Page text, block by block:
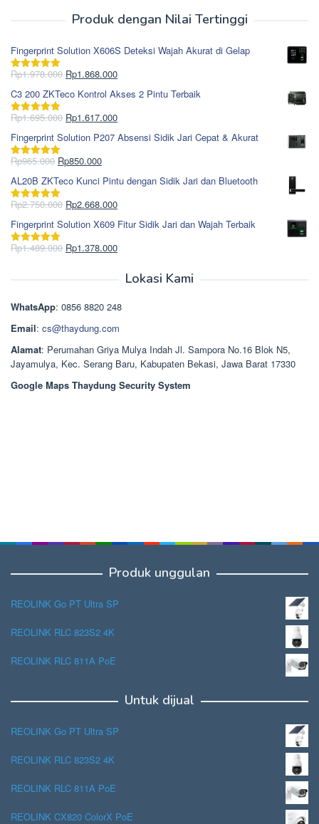
Produk dengan Nilai Tertinggi
Fingerprint Solution X606S Deteksi Wajah Akurat di Gelap
Dinilai5.00
Rp1.978.000 Harga
aslinya
adalah:
Rp1.978.000.
Rp1.868.000Harga
saat
ini
adalah:
C3 200 ZKTeco Kontrol Akses 2 Pintu Terbaik
Dinilai5.00
Rp1.695.000 Harga
aslinya
adalah:
Rp1.695.000.
Rp1.617.000Harga
saat
ini
Fingerprint Solution P207 Absensi Sidik Jari Cepat & Akurat
Dinilai5.00
Rp965.000 Harga
aslinya
adalah:
Rp965.000.
Rp850.000Harga
saat
ini
adalah:
AL20B ZKTeco Kunci Pintu dengan Sidik Jari dan Bluetooth
Dinilai5.00
Rp2.750.000 Harga
aslinya
adalah:
Rp2.750.000.
Rp2.668.000Harga
saat
ini
adalah:
Fingerprint Solution X609 Fitur Sidik Jari dan Wajah Terbaik
Dinilai5.00
Rp1.489.000 Harga
Rp1.378.000Harga
Rp1.378.000.
Lokasi Kami
WhatsApp: 0856 8820 248
Email: cs@thaydung.com
Alamat: Perumahan Griya Mulya Indah Jl. Sampora No.16 Blok N5,
Jayamulya, Kec. Serang Baru, Kabupaten Bekasi, Jawa Barat 17330
Google Maps Thaydung Security System
Produk unggulan
REOLINK Go PT Ultra SP
REOLINK RLC 823S2 4K
REOLINK RLC 811A PoE
Untuk dijual
REOLINK Go PT Ultra SP
REOLINK RLC 823S2 4K
REOLINK RLC 811A PoE
REOLINK CX820 ColorX PoE